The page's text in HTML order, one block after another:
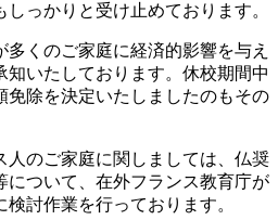
っかりと受け止めております。
多くのご家庭に経済的影響を与え
いたしております。休校期間中
免除を決定いたしましたのもその
人のご家庭に関しましては、仏奨
について、在外フランス教育庁が
討作業を行っております。